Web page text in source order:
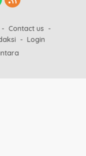
Contact us
Login